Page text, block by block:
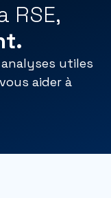
RSE,
utiles
aider à